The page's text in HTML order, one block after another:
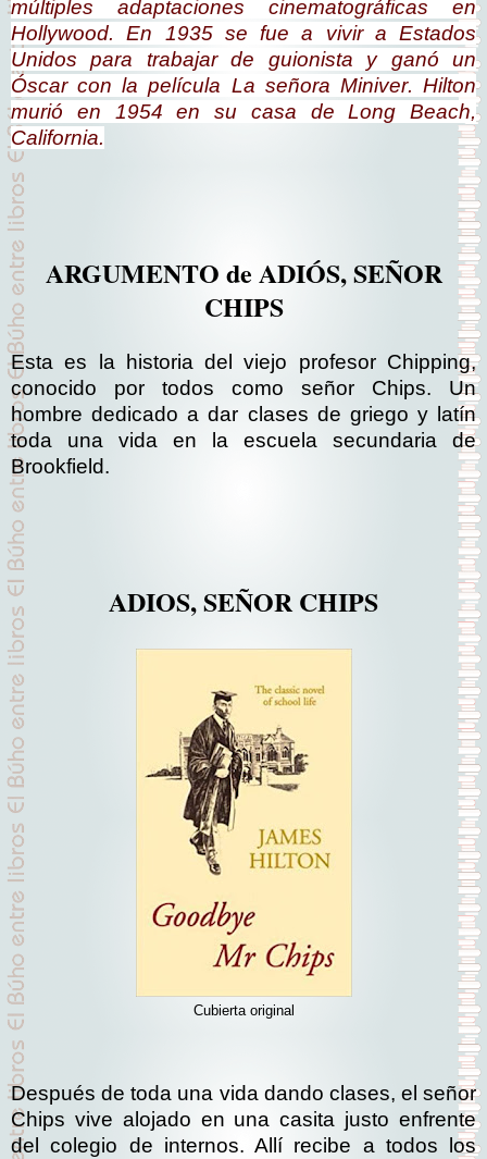
múltiples adaptaciones cinematográficas en
Hollywood. En 1935 se fue a vivir a Estados
Unidos para trabajar de guionista y ganó un
Óscar con la película La señora Miniver. Hilton
murió en 1954 en su casa de Long Beach,
California.
ARGUMENTO de ADIÓS, SEÑOR
CHIPS
Esta es la historia del viejo profesor Chipping,
conocido por todos como señor Chips. Un
hombre dedicado a dar clases de griego y latín
toda una vida en la escuela secundaria de
Brookfield.
ADIOS, SEÑOR CHIPS
Cubierta original
Después de toda una vida dando clases, el señor
Chips vive alojado en una casita justo enfrente
del colegio de internos. Allí recibe a todos los